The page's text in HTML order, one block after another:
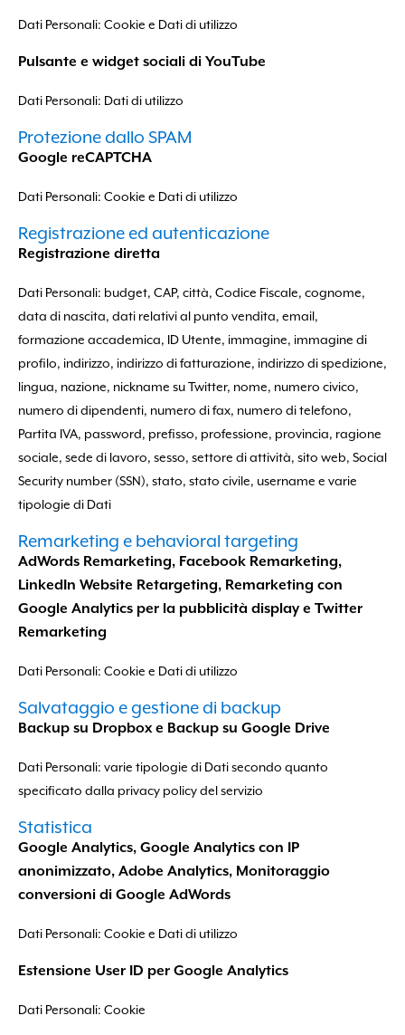
Dati Personali: Cookie e Dati di utilizzo
Pulsante e widget sociali di YouTube
Dati Personali: Dati di utilizzo
Protezione dallo SPAM
Google reCAPTCHA
Dati Personali: Cookie e Dati di utilizzo
Registrazione ed autenticazione
Registrazione diretta
Dati Personali: budget, CAP, città, Codice Fiscale, cognome,
data di nascita, dati relativi al punto vendita, email,
formazione accademica, ID Utente, immagine, immagine di
profilo, indirizzo, indirizzo di fatturazione, indirizzo di spedizione,
lingua, nazione, nickname su Twitter, nome, numero civico,
numero di dipendenti, numero di fax, numero di telefono,
Partita IVA, password, prefisso, professione, provincia, ragione
sociale, sede di lavoro, sesso, settore di attività, sito web, Social
Security number (SSN), stato, stato civile, username e varie
tipologie di Dati
Remarketing e behavioral targeting
AdWords Remarketing, Facebook Remarketing,
LinkedIn Website Retargeting, Remarketing con
Google Analytics per la pubblicità display e Twitter
Remarketing
Dati Personali: Cookie e Dati di utilizzo
Salvataggio e gestione di backup
Backup su Dropbox e Backup su Google Drive
Dati Personali: varie tipologie di Dati secondo quanto
specificato dalla privacy policy del servizio
Statistica
Google Analytics, Google Analytics con IP
anonimizzato, Adobe Analytics, Monitoraggio
conversioni di Google AdWords
Dati Personali: Cookie e Dati di utilizzo
Estensione User ID per Google Analytics
Dati Personali: Cookie